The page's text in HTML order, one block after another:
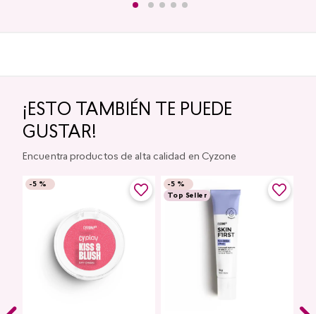
¡ESTO TAMBIÉN TE PUEDE
GUSTAR!
Encuentra productos de alta calidad en Cyzone
-5 % -5 %
Top Seller